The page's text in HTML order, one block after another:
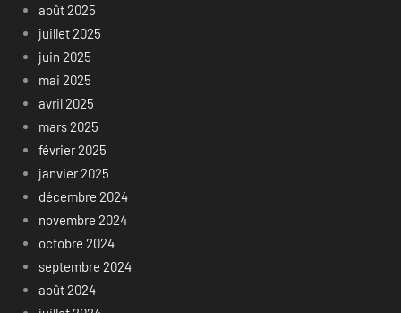
août 2025
juillet 2025
juin 2025
mai 2025
avril 2025
mars 2025
février 2025
janvier 2025
décembre 2024
novembre 2024
octobre 2024
septembre 2024
août 2024